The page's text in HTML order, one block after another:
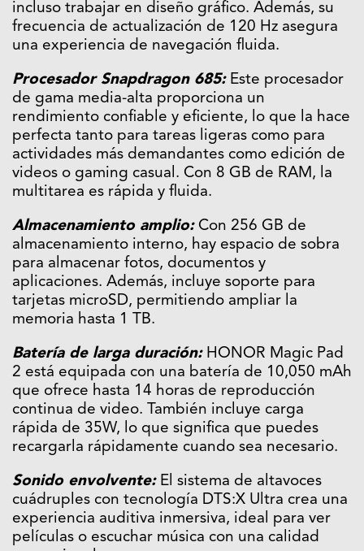
incluso trabajar en diseño gráfico. Además, su
frecuencia de actualización de 120 Hz asegura
una experiencia de navegación fluida.
Procesador Snapdragon 685:Este procesador
de gama media-alta proporciona un
rendimiento confiable y eficiente, lo que la hace
perfecta tanto para tareas ligeras como para
actividades más demandantes como edición de
videos o gaming casual. Con 8 GB de RAM, la
multitarea es rápida y fluida.
Almacenamiento amplio:Con 256 GB de
almacenamiento interno, hay espacio de sobra
para almacenar fotos, documentos y
aplicaciones. Además, incluye soporte para
tarjetas microSD, permitiendo ampliar la
memoria hasta 1 TB.
Batería de larga duración:HONOR Magic Pad
2 está equipada con una batería de 10,050 mAh
que ofrece hasta 14 horas de reproducción
continua de video. También incluye carga
rápida de 35W, lo que significa que puedes
recargarla rápidamente cuando sea necesario.
Sonido envolvente:El sistema de altavoces
cuádruples con tecnología DTS:X Ultra crea una
experiencia auditiva inmersiva, ideal para ver
películas o escuchar música con una calidad